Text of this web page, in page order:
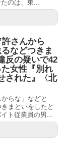
のは、東...
許さんから
などつきま
反の疑いで42
女性『別れ
された』〈北
らな」などと
まといをしたと
ト従業員の男...